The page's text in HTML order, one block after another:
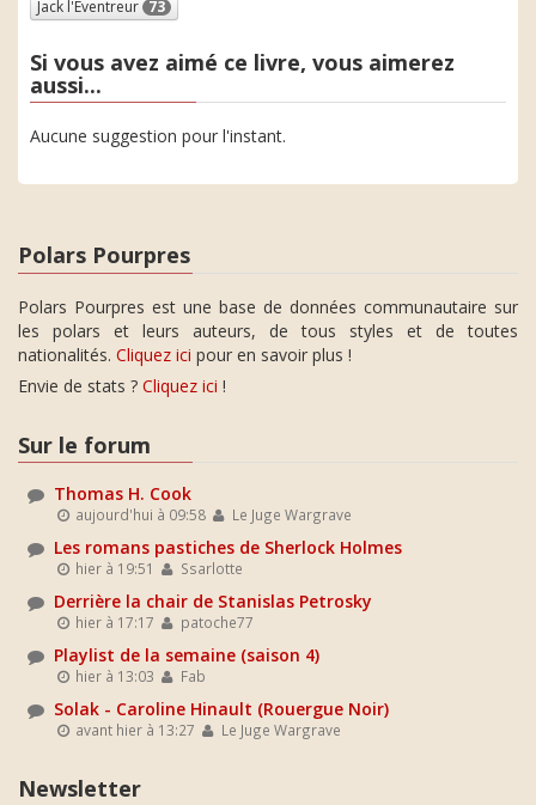
Jack l'Éventreur 73
Si vous avez aimé ce livre, vous aimerez
aussi...
Aucune suggestion pour l'instant.
Polars Pourpres
Polars Pourpres est une base de données communautaire sur
les polars et leurs auteurs, de tous styles et de toutes
nationalités. Cliquez ici pour en savoir plus !
Envie de stats ? Cliquez ici !
Sur le forum
Thomas H. Cook
aujourd'hui à 09:58 Le Juge Wargrave
Les romans pastiches de Sherlock Holmes
hier à 19:51 Ssarlotte
Derrière la chair de Stanislas Petrosky
hier à 17:17 patoche77
Playlist de la semaine (saison 4)
hier à 13:03 Fab
Solak - Caroline Hinault (Rouergue Noir)
avant hier à 13:27 Le Juge Wargrave
Newsletter